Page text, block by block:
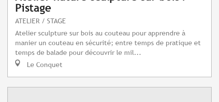
Pistage
ATELIER / STAGE
Atelier sculpture sur bois au couteau pour apprendre à
manier un couteau en sécurité; entre temps de pratique et
temps de balade pour découvrir le mil...
Le Conquet